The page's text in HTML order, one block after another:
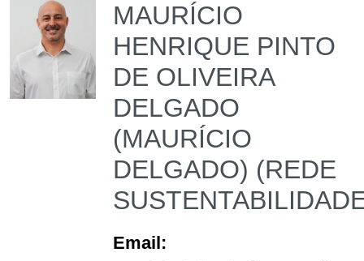
MAURÍCIO
HENRIQUE PINTO
DE OLIVEIRA
DELGADO
(MAURÍCIO
DELGADO) (REDE
Email: